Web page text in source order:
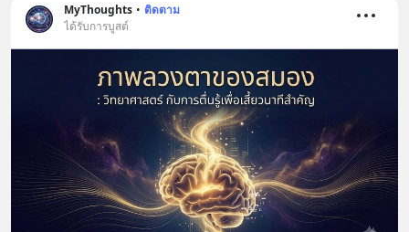
MyThoughts • ติดตาม
ได้รับการบูสต์